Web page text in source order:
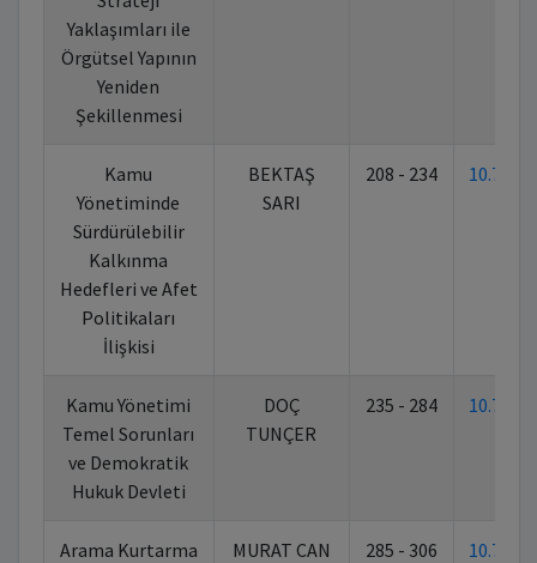
Yaklaşımları ile
Örgütsel Yapının
Yeniden
Şekillenmesi
Kamu
Yönetiminde
Sürdürülebilir
Kalkınma
Hedefleri ve Afet
Politikaları
İlişkisi
BEKTAŞ
SARI
208 - 234
Kamu Yönetimi
Temel Sorunları
ve Demokratik
Hukuk Devleti
DOÇ
TUNÇER
235 - 284
Arama Kurtarma
MURAT CAN
285 - 306